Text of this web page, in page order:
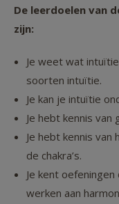
De leerdoelen van
zijn:
Je weet wat
soorten intuïtie.
Je kan je intuïtie
Je hebt kennis
Je hebt kennis
de chakra’s.
Je kent
werken aan